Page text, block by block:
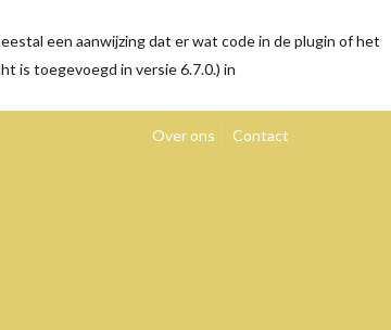
een aanwijzing dat er wat code in de plugin of het
is toegevoegd in versie 6.7.0.) in
Over ons Contact